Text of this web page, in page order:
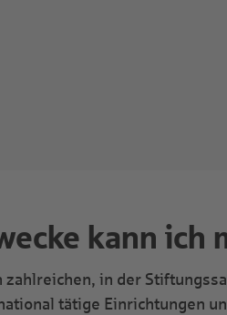
kann
zahlreichen, in der
tätige Einrichtungen